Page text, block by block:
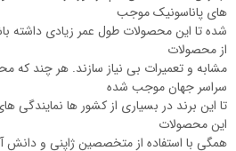
های پاناسونیک موجب
شده تا این محصولات طول عمر زیادی داشته
از محصولات
مشابه و تعمیرات بی نیاز سازند. هر چند که
سراسر جهان موجب شده
تا این برند در بسیاری از کشور ها نمایندگی
این محصولات
همگی با استفاده از متخصصین ژاپنی و دانش